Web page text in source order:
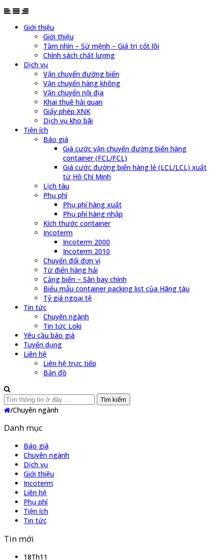
Giới thiệu
Giới thiệu
Tầm nhìn – Sứ mệnh – Giá trị cốt lõi
Chính sách chất lượng
Dịch vụ
Vận chuyển đường biển
Vận chuyển hàng không
Vận chuyển nội địa
Khai thuê hải quan
Giấy phép XNK
Dịch vụ kho bãi
Tiện ích
Báo giá
Giá cước vận chuyển đường biển hàng
container (FCL/FCL)
Giá cước đường biển hàng lẻ (LCL/LCL) xuất
từ Hồ Chí Minh
Lịch tàu
Phụ phí
Phụ phí hàng xuất
Phụ phí hàng nhập
Kích thước container
Incoterm
Incoterm 2000
Incoterm 2010
Chuyển đổi đơn vị
Từ điển hàng hải
Cảng biển – Sân bay chính
Biểu mẫu container packing list của Hãng tàu
Tỷ giá ngoại tệ
Tin tức
Chuyên ngành
Tin tức Loki
Yêu cầu báo giá
Tuyển dụng
Liên hệ
Liên hệ trực tiếp
Bản đồ
Tìm kiếm
/Chuyên ngành
Danh mục
Báo giá
Chuyên ngành
Dịch vụ
Giới thiệu
Incoterm
Liên hệ
Phụ phí
Tiện ích
Tin tức
Tin mới
18Th11